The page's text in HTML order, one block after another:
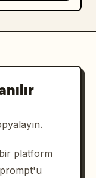
platform